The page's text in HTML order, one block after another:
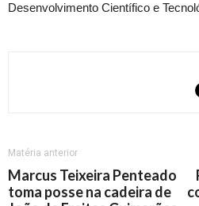
Desenvolvimento Científico e
Matéria anterior
Marcus Teixeira Penteado
toma posse na cadeira de